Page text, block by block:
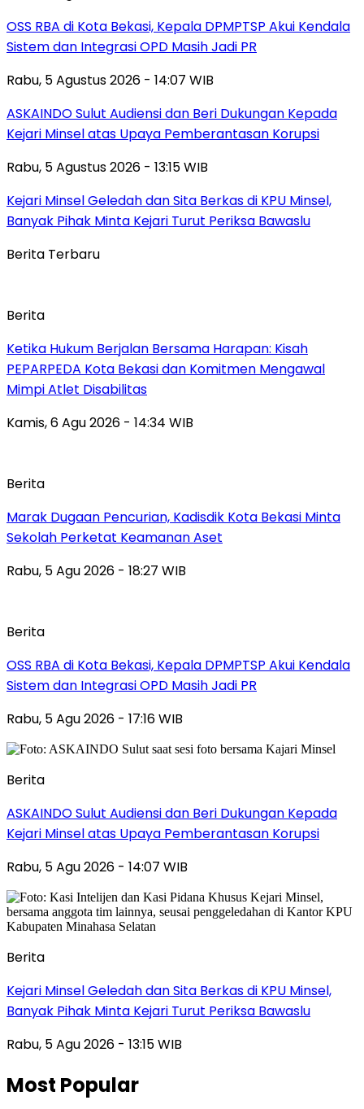
‎OSS RBA di Kota Bekasi, Kepala DPMPTSP Akui Kendala
Sistem dan Integrasi OPD Masih Jadi PR
Rabu, 5 Agustus 2026 - 14:07 WIB
ASKAINDO Sulut Audiensi dan Beri Dukungan Kepada
Kejari Minsel atas Upaya Pemberantasan Korupsi
Rabu, 5 Agustus 2026 - 13:15 WIB
Kejari Minsel Geledah dan Sita Berkas di KPU Minsel,
Banyak Pihak Minta Kejari Turut Periksa Bawaslu
Berita Terbaru
Berita
Ketika Hukum Berjalan Bersama Harapan: Kisah
PEPARPEDA Kota Bekasi dan Komitmen Mengawal
Mimpi Atlet Disabilitas
Kamis, 6 Agu 2026 - 14:34 WIB
Berita
‎Marak Dugaan Pencurian, Kadisdik Kota Bekasi Minta
Sekolah Perketat Keamanan Aset
Rabu, 5 Agu 2026 - 18:27 WIB
Berita
‎OSS RBA di Kota Bekasi, Kepala DPMPTSP Akui Kendala
Sistem dan Integrasi OPD Masih Jadi PR
Rabu, 5 Agu 2026 - 17:16 WIB
Berita
ASKAINDO Sulut Audiensi dan Beri Dukungan Kepada
Kejari Minsel atas Upaya Pemberantasan Korupsi
Rabu, 5 Agu 2026 - 14:07 WIB
Berita
Kejari Minsel Geledah dan Sita Berkas di KPU Minsel,
Banyak Pihak Minta Kejari Turut Periksa Bawaslu
Rabu, 5 Agu 2026 - 13:15 WIB
Most Popular